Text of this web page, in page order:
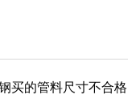
买的管料尺寸不合格